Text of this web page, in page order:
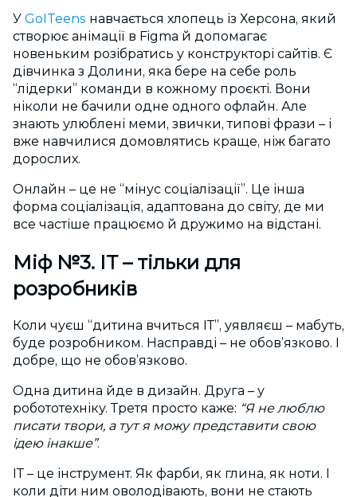
У GoITeens навчається хлопець із Херсона, який
створює анімації в Figma й допомагає
новеньким розібратись у конструкторі сайтів. Є
дівчинка з Долини, яка бере на себе роль
“лідерки” команди в кожному проєкті. Вони
ніколи не бачили одне одного офлайн. Але
знають улюблені меми, звички, типові фрази – і
вже навчилися домовлятись краще, ніж багато
дорослих.
Онлайн – це не “мінус соціалізації”. Це інша
форма соціалізація, адаптована до світу, де ми
все частіше працюємо й дружимо на відстані.
Міф №3. ІТ – тільки для
розробників
Коли чуєш “дитина вчиться ІТ”, уявляєш – мабуть,
буде розробником. Насправді – не обов’язково. І
добре, що не обов’язково.
Одна дитина йде в дизайн. Друга – у
робототехніку. Третя просто каже: “Я не люблю
писати твори, а тут я можу представити свою
ідею інакше”.
ІТ – це інструмент. Як фарби, як глина, як ноти. І
коли діти ним оволодівають, вони не стають